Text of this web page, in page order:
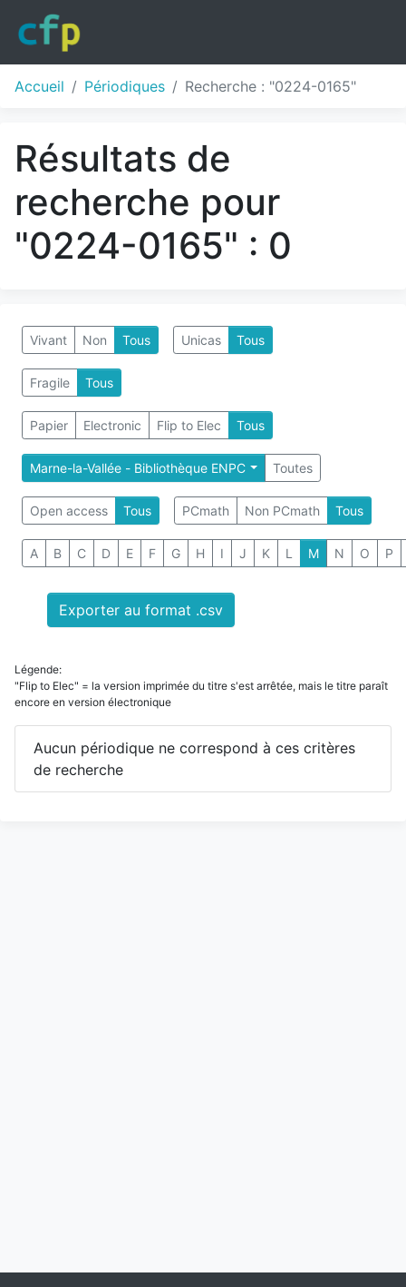
Accueil Périodiques Recherche : "0224-0165"
Résultats de
recherche pour
"0224-0165" : 0
Vivant Non Tous Unicas Tous
Fragile Tous
Papier Electronic Flip to Elec Tous
Marne-la-Vallée - Bibliothèque ENPC Toutes
Open access Tous PCmath Non PCmath Tous
A B C D E F G H I J K L M N O P
Exporter au format .csv
Légende:
"Flip to Elec" = la version imprimée du titre s'est arrêtée, mais le titre paraît
encore en version électronique
Aucun périodique ne correspond à ces critères
de recherche